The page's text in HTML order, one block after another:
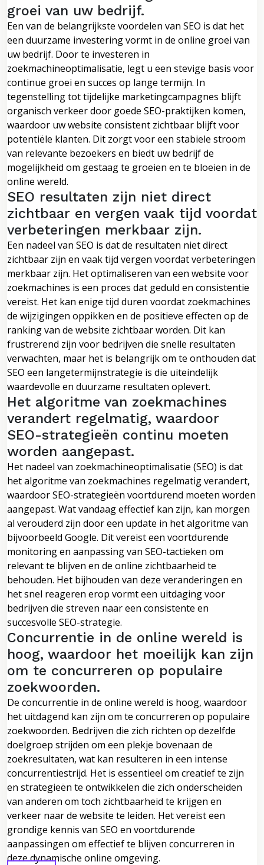
groei van uw bedrijf.
Een van de belangrijkste voordelen van SEO is dat het
een duurzame investering vormt in de online groei van
uw bedrijf. Door te investeren in
zoekmachineoptimalisatie, legt u een stevige basis voor
continue groei en succes op lange termijn. In
tegenstelling tot tijdelijke marketingcampagnes blijft
organisch verkeer door goede SEO-praktijken komen,
waardoor uw website consistent zichtbaar blijft voor
potentiële klanten. Dit zorgt voor een stabiele stroom
van relevante bezoekers en biedt uw bedrijf de
mogelijkheid om gestaag te groeien en te bloeien in de
online wereld.
SEO resultaten zijn niet direct
zichtbaar en vergen vaak tijd voordat
verbeteringen merkbaar zijn.
Een nadeel van SEO is dat de resultaten niet direct
zichtbaar zijn en vaak tijd vergen voordat verbeteringen
merkbaar zijn. Het optimaliseren van een website voor
zoekmachines is een proces dat geduld en consistentie
vereist. Het kan enige tijd duren voordat zoekmachines
de wijzigingen oppikken en de positieve effecten op de
ranking van de website zichtbaar worden. Dit kan
frustrerend zijn voor bedrijven die snelle resultaten
verwachten, maar het is belangrijk om te onthouden dat
SEO een langetermijnstrategie is die uiteindelijk
waardevolle en duurzame resultaten oplevert.
Het algoritme van zoekmachines
verandert regelmatig, waardoor
SEO-strategieën continu moeten
worden aangepast.
Het nadeel van zoekmachineoptimalisatie (SEO) is dat
het algoritme van zoekmachines regelmatig verandert,
waardoor SEO-strategieën voortdurend moeten worden
aangepast. Wat vandaag effectief kan zijn, kan morgen
al verouderd zijn door een update in het algoritme van
bijvoorbeeld Google. Dit vereist een voortdurende
monitoring en aanpassing van SEO-tactieken om
relevant te blijven en de online zichtbaarheid te
behouden. Het bijhouden van deze veranderingen en
het snel reageren erop vormt een uitdaging voor
bedrijven die streven naar een consistente en
succesvolle SEO-strategie.
Concurrentie in de online wereld is
hoog, waardoor het moeilijk kan zijn
om te concurreren op populaire
zoekwoorden.
De concurrentie in de online wereld is hoog, waardoor
het uitdagend kan zijn om te concurreren op populaire
zoekwoorden. Bedrijven die zich richten op dezelfde
doelgroep strijden om een plekje bovenaan de
zoekresultaten, wat kan resulteren in een intense
concurrentiestrijd. Het is essentieel om creatief te zijn
en strategieën te ontwikkelen die zich onderscheiden
van anderen om toch zichtbaarheid te krijgen en
verkeer naar de website te leiden. Het vereist een
grondige kennis van SEO en voortdurende
aanpassingen om effectief te blijven concurreren in
deze dynamische online omgeving.